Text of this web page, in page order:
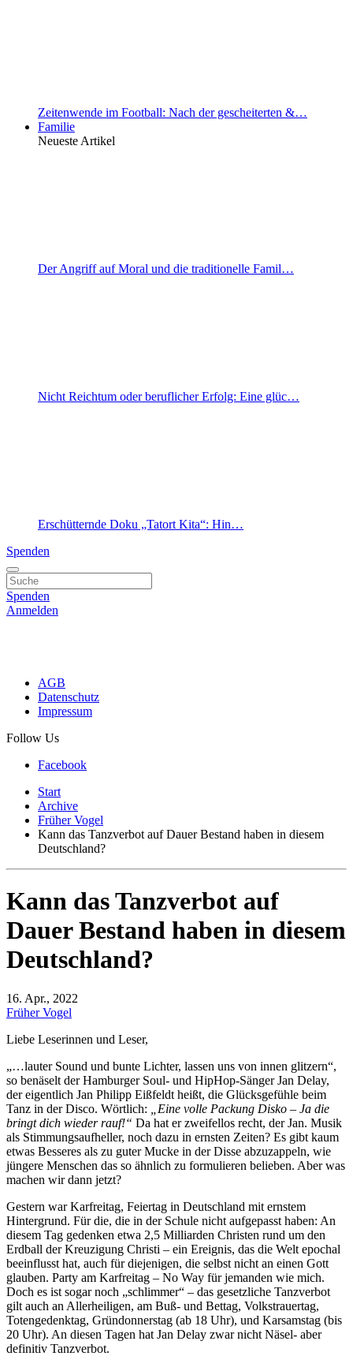
Zeitenwende im Football: Nach der gescheiterten &…
Familie
Neueste Artikel
Der Angriff auf Moral und die traditionelle Famil…
Nicht Reichtum oder beruflicher Erfolg: Eine glüc…
Erschütternde Doku „Tatort Kita“: Hin…
Spenden
Spenden
Anmelden
AGB
Datenschutz
Impressum
Follow Us
Facebook
Start
Archive
Früher Vogel
Kann das Tanzverbot auf Dauer Bestand haben in diesem
Deutschland?
Kann das Tanzverbot auf
Dauer Bestand haben in diesem
Deutschland?
16. Apr., 2022
Früher Vogel
Liebe Leserinnen und Leser,
„…lauter Sound und bunte Lichter, lassen uns von innen glitzern“,
so benäselt der Hamburger Soul- und HipHop-Sänger Jan Delay,
der eigentlich Jan Philipp Eißfeldt heißt, die Glücksgefühle beim
Tanz in der Disco. Wörtlich:
„Eine volle Packung Disko – Ja die
bringt dich wieder rauf!“ Da hat er zweifellos recht, der Jan. Musik
als Stimmungsaufheller, noch dazu in ernsten Zeiten? Es gibt kaum
etwas Besseres als zu guter Mucke in der Disse abzuzappeln, wie
jüngere Menschen das so ähnlich zu formulieren belieben. Aber was
machen wir dann jetzt?
Gestern war Karfreitag, Feiertag in Deutschland mit ernstem
Hintergrund. Für die, die in der Schule nicht aufgepasst haben: An
diesem Tag gedenken etwa 2,5 Milliarden Christen rund um den
Erdball der Kreuzigung Christi – ein Ereignis, das die Welt epochal
beeinflusst hat, auch für diejenigen, die selbst nicht an einen Gott
glauben. Party am Karfreitag – No Way für jemanden wie mich.
Doch es ist sogar noch „schlimmer“ – das gesetzliche Tanzverbot
gilt auch an Allerheiligen, am Buß- und Bettag, Volkstrauertag,
Totengedenktag, Gründonnerstag (ab 18 Uhr), und Karsamstag (bis
20 Uhr). An diesen Tagen hat Jan Delay zwar nicht Näsel- aber
definitiv Tanzverbot.